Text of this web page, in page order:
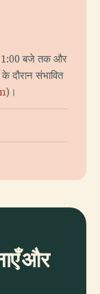
1:00 बजे तक और
दौरान संभावित
)।
और